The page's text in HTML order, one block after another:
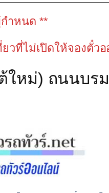
ำหนด **
วที่ไม่เปิดให้จองตั๋
ใหม่) ถนนบร